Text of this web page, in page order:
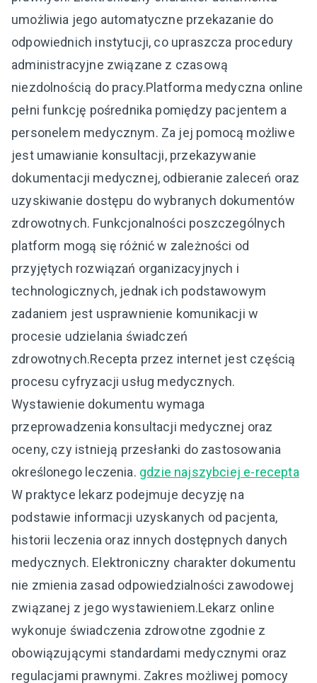
umożliwia jego automatyczne przekazanie do
odpowiednich instytucji, co upraszcza procedury
administracyjne związane z czasową
niezdolnością do pracy.Platforma medyczna online
pełni funkcję pośrednika pomiędzy pacjentem a
personelem medycznym. Za jej pomocą możliwe
jest umawianie konsultacji, przekazywanie
dokumentacji medycznej, odbieranie zaleceń oraz
uzyskiwanie dostępu do wybranych dokumentów
zdrowotnych. Funkcjonalności poszczególnych
platform mogą się różnić w zależności od
przyjętych rozwiązań organizacyjnych i
technologicznych, jednak ich podstawowym
zadaniem jest usprawnienie komunikacji w
procesie udzielania świadczeń
zdrowotnych.Recepta przez internet jest częścią
procesu cyfryzacji usług medycznych.
Wystawienie dokumentu wymaga
przeprowadzenia konsultacji medycznej oraz
oceny, czy istnieją przesłanki do zastosowania
określonego leczenia. gdzie najszybciej e-recepta
W praktyce lekarz podejmuje decyzję na
podstawie informacji uzyskanych od pacjenta,
historii leczenia oraz innych dostępnych danych
medycznych. Elektroniczny charakter dokumentu
nie zmienia zasad odpowiedzialności zawodowej
związanej z jego wystawieniem.Lekarz online
wykonuje świadczenia zdrowotne zgodnie z
obowiązującymi standardami medycznymi oraz
regulacjami prawnymi. Zakres możliwej pomocy